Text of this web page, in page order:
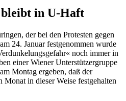
in U-Haft
der bei den Protesten gegen
24. Januar festgenommen wurde
noch immer in
einer Wiener Unterstützergruppe
Montag ergeben, daß der
in dieser Weise festgehalten